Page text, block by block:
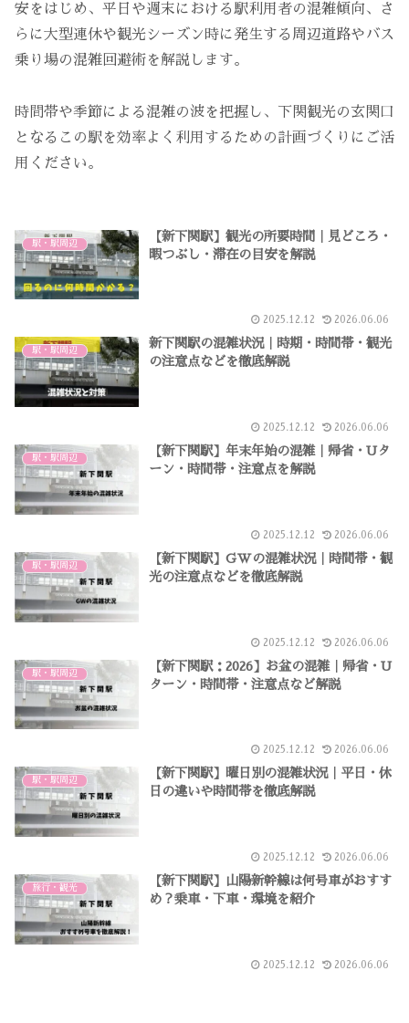
安をはじめ、平日や週末における駅利用者の混雑傾向、さ
らに大型連休や観光シーズン時に発生する周辺道路やバス
乗り場の混雑回避術を解説します。
時間帯や季節による混雑の波を把握し、下関観光の玄関口
となるこの駅を効率よく利用するための計画づくりにご活
用ください。
駅・駅周辺
【新下関駅】観光の所要時間｜見どころ・
暇つぶし・滞在の目安を解説
2025.12.12 2026.06.06
駅・駅周辺
新下関駅の混雑状況｜時期・時間帯・観光
の注意点などを徹底解説
2025.12.12 2026.06.06
駅・駅周辺
【新下関駅】年末年始の混雑｜帰省・Uタ
ーン・時間帯・注意点を解説
2025.12.12 2026.06.06
駅・駅周辺
【新下関駅】GWの混雑状況｜時間帯・観
光の注意点などを徹底解説
2025.12.12 2026.06.06
駅・駅周辺
【新下関駅：2026】お盆の混雑｜帰省・U
ターン・時間帯・注意点など解説
2025.12.12 2026.06.06
駅・駅周辺
【新下関駅】曜日別の混雑状況｜平日・休
日の違いや時間帯を徹底解説
2025.12.12 2026.06.06
旅行・観光
【新下関駅】山陽新幹線は何号車がおすす
め？乗車・下車・環境を紹介
2025.12.12 2026.06.06